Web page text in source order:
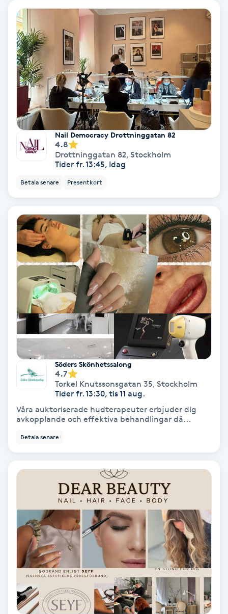
Skägg
Skäggfärgning
Skäggklippning
Skäggtrimmning
Skönhet
Sockring
Spa
Spa manikyr & pedikyr
Spa-manikyr
Spa-pedikyr
Spraytan
Stylist
Svensk massage
Svettbehandling
Tuina-massage
Taktil massage
Tandblekning
Tandläkare
Tatuering
Nail Democracy Drottninggatan 82
4.8
Drottninggatan 82, Stockholm
Tider fr. 13:45, Idag
Betala senare Presentkort
Söders Skönhetssalong
4.7
Torkel Knutssonsgatan 35, Stockholm
Tider fr. 13:30, tis 11 aug.
Våra auktoriserade hudterapeuter erbjuder dig
avkopplande och effektiva behandlingar dä...
Betala senare